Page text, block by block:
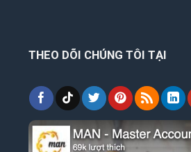
THEO DÕI CHÚNG TÔI TẠI